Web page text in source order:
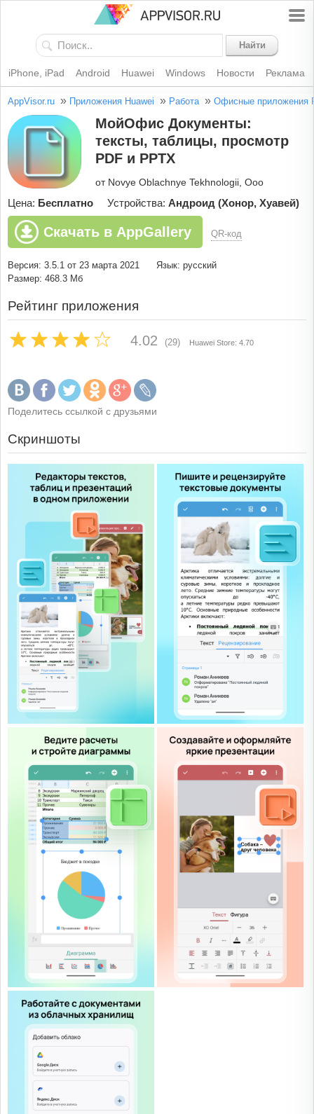
Найти
iPhone, iPad Android Huawei Windows Новости Реклама
AppVisor.ru » Приложения Huawei » Работа » Офисные приложения
МойОфис Документы:
тексты, таблицы, просмотр
PDF и PPTX
от Novye Oblachnye Tekhnologii, Ooo
Цена: Бесплатно Устройства: Андроид (Хонор, Хуавей)
Скачать в AppGallery QR-код
Версия: 3.5.1 от 23 марта 2021
Язык: русский
Размер: 468.3 Мб
Рейтинг приложения
4.02 (29) Huawei Store: 4.70
Поделитесь ссылкой с друзьями
Скриншоты